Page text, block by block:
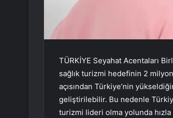
TÜRKİYE Seyahat Acentaları
sağlık turizmi hedefinin 2
açısından Türkiye’nin
geliştirilebilir. Bu nedenle
turizmi lideri olma yolunda